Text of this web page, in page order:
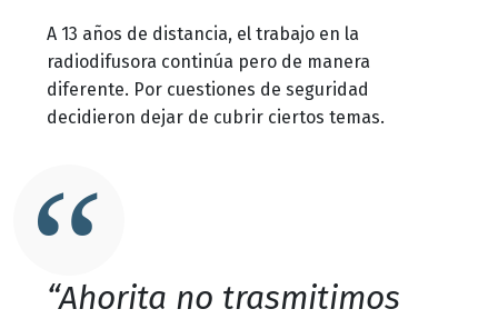
A 13 años de distancia, el trabajo en la
radiodifusora continúa pero de manera
diferente. Por cuestiones de seguridad
decidieron dejar de cubrir ciertos temas.
“Ahorita no trasmitimos